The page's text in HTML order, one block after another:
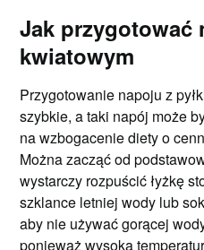
Jak przygotować
kwiatowym
Przygotowanie napoju z
szybkie, a taki napój może
na wzbogacenie diety o
Można zacząć od
wystarczy rozpuścić łyżkę
szklance letniej wody lub
aby nie używać gorącej
ponieważ wysoka